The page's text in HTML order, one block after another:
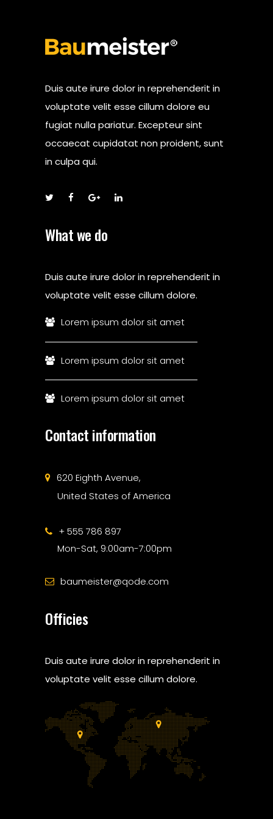
Duis aute irure dolor in reprehenderit in
voluptate velit esse cillum dolore eu
fugiat nulla pariatur. Excepteur sint
occaecat cupidatat non proident, sunt
in culpa qui.
What we do
Duis aute irure dolor in reprehenderit in
voluptate velit esse cillum dolore.
Lorem ipsum dolor sit amet
Lorem ipsum dolor sit amet
Lorem ipsum dolor sit amet
Contact information
620 Eighth Avenue,
United States of America
+ 555 786 897
Mon-Sat, 9:00am-7:00pm
baumeister@qode.com
Officies
Duis aute irure dolor in reprehenderit in
voluptate velit esse cillum dolore.